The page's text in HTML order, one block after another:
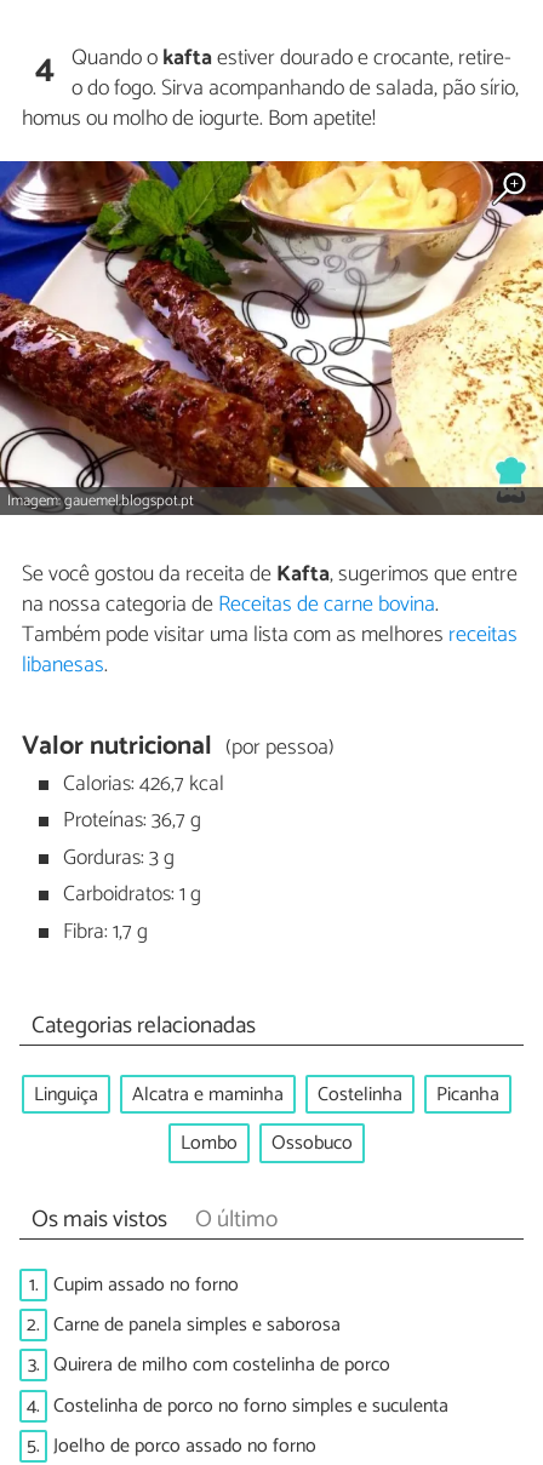
4 Quando okaftaestiver dourado e crocante, retire-
o do fogo. Sirva acompanhando de salada, pão sírio,
homus ou molho de iogurte. Bom apetite!
Imagem: gauemel.blogspot.pt
Se você gostou da receita deKafta, sugerimos que entre
na nossa categoria deReceitas de carne bovina.
Também pode visitar uma lista com as melhores receitas
libanesas.
Valor nutricional (por pessoa)
Calorias: 426,7 kcal
Proteínas: 36,7 g
Gorduras: 3 g
Carboidratos: 1 g
Fibra: 1,7 g
Categorias relacionadas
Linguiça Alcatra e maminha Costelinha
Picanha
Lombo
Ossobuco
Os mais vistos O último
1. Cupim assado no forno
2. Carne de panela simples e saborosa
3. Quirera de milho com costelinha de porco
4. Costelinha de porco no forno simples e suculenta
5. Joelho de porco assado no forno